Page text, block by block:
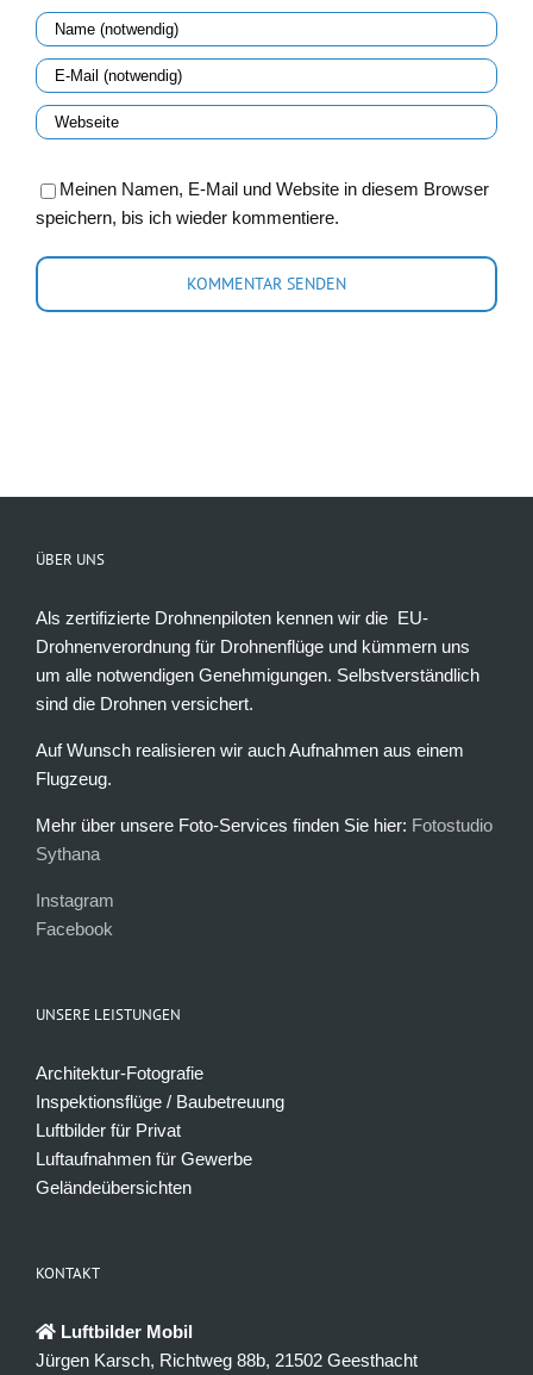
Meinen Namen, E-Mail und Website in diesem Browser
speichern, bis ich wieder kommentiere.
ÜBER UNS
Als zertifizierte Drohnenpiloten kennen wir die EU-
Drohnenverordnung für Drohnenflüge und kümmern uns
um alle notwendigen Genehmigungen. Selbstverständlich
sind die Drohnen versichert.
Auf Wunsch realisieren wir auch Aufnahmen aus einem
Flugzeug.
Mehr über unsere Foto-Services finden Sie hier: Fotostudio
Sythana
Instagram
Facebook
UNSERE LEISTUNGEN
Architektur-Fotografie
Inspektionsflüge / Baubetreuung
Luftbilder für Privat
Luftaufnahmen für Gewerbe
Geländeübersichten
KONTAKT
Luftbilder Mobil
Jürgen Karsch, Richtweg 88b, 21502 Geesthacht